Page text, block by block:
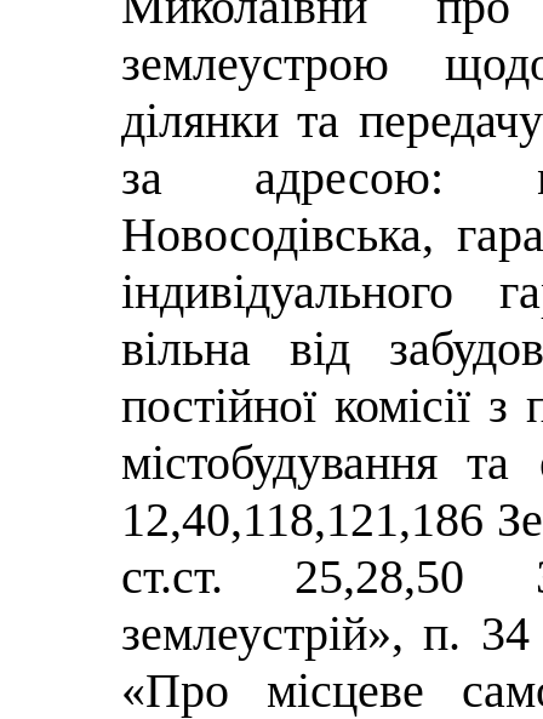
землеустрою
ділянки та
за адресою:
Новосодівська,
індивідуального
вільна від
постійної комісії
містобудування та
12,40,118,121,186
ст.ст. 25,28,50
землеустрій», п.
«Про місцеве